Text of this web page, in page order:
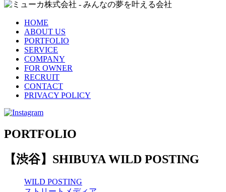
HOME
ABOUT US
PORTFOLIO
SERVICE
COMPANY
FOR OWNER
RECRUIT
CONTACT
PRIVACY POLICY
PORTFOLIO
【渋谷】SHIBUYA WILD POSTING
WILD POSTING